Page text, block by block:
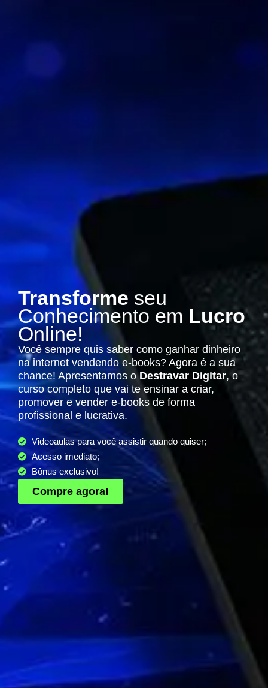
Transforme seu
Conhecimento em Lucro
Online!
Você sempre quis saber como ganhar dinheiro
na internet vendendo e-books? Agora é a sua
chance! Apresentamos oDestravar Digitar, o
curso completo que vai te ensinar a criar,
promover e vender e-books de forma
profissional e lucrativa.
Videoaulas para você assistir quando quiser;
Acesso imediato;
Bônus exclusivo!
Compre agora!